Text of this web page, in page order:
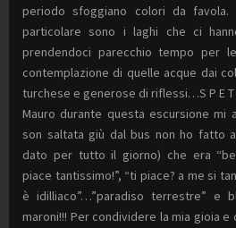
periodo sfoggiano colori da
particolare sono i laghi che ci
prendendoci parecchio tempo per
contemplazione di quelle acque dai
turchese e generose di riflessi…S P E T
Mauro durante questa escursione mi
son saltata giù dal bus non ho fatto
dato per tutto il giorno) che era
piace tantissimo!”, “ti piace? a me si
è idilliaco”…”paradiso terrestre” e
maroni!!! Per condividere la mia gioia